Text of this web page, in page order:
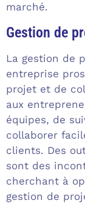
marché.
Gestion de
La gestion de
entreprise
projet et de
aux
équipes, de
collaborer
clients. Des
sont des
cherchant à
gestion de